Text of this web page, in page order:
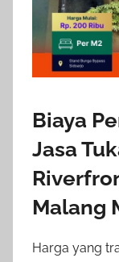
Biaya
Jasa
Malang
Harga yang